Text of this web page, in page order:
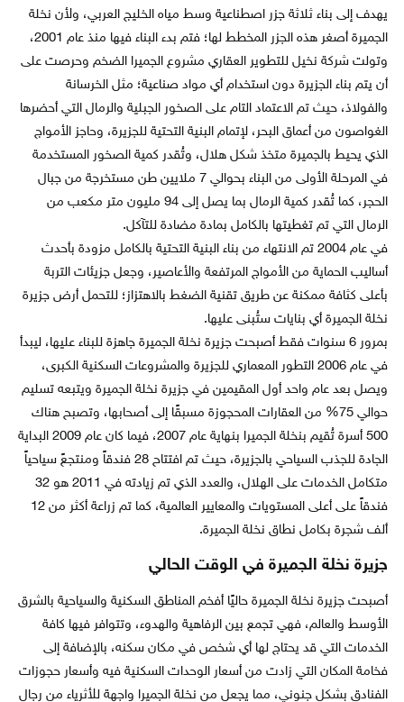
يهدف إلى بناء ثلاثة جزر اصطناعية وسط مياه الخليج العربي، ولأن نخلة
الجميرة أصغر هذه الجزر المخطط لها؛ فتم بدء البناء فيها منذ عام 2001،
وتولت شركة نخيل للتطوير العقاري مشروع الجميرا الضخم وحرصت على
أن يتم بناء الجزيرة دون استخدام أي مواد صناعية؛ مثل الخرسانة
والفولاذ، حيث تم الاعتماد التام على الصخور الجبلية والرمال التي أحضرها
الغواصون من أعماق البحر، لإتمام البنية التحتية للجزيرة، وحاجز الأمواج
الذي يحيط بالجميرة متخذ شكل هلال، وتُقدر كمية الصخور المستخدمة
في المرحلة الأولى من البناء بحوالي 7 ملايين طن مستخرجة من جبال
الحجر، كما تُقدر كمية الرمال بما يصل إلى 94 مليون متر مكعب من
الرمال التي تم تغطيتها بالكامل بمادة مضادة للتآكل.
في عام 2004 تم الانتهاء من بناء البنية التحتية بالكامل مزودة بأحدث
أساليب الحماية من الأمواج المرتفعة والأعاصير، وجعل جزيئات التربة
بأعلى كثافة ممكنة عن طريق تقنية الضغط بالاهتزاز؛ للتحمل أرض جزيرة
نخلة الجميرة أي بنايات ستُبنى عليها.
بمرور 6 سنوات فقط أصبحت جزيرة نخلة الجميرة جاهزة للبناء عليها، ليبدأ
في عام 2006 التطور المعماري للجزيرة والمشروعات السكنية الكبرى،
ويصل بعد عام واحد أول المقيمين في جزيرة نخلة الجميرة ويتبعه تسليم
حوالي 75% من العقارات المحجوزة مسبقًا إلى أصحابها، وتصبح هناك
500 أسرة تُقيم بنخلة الجميرا بنهاية عام 2007، فيما كان عام 2009 البداية
الجادة للجذب السياحي بالجزيرة، حيث تم افتتاح 28 فندقاً ومنتجعً سياحياً
متكامل الخدمات على الهلال، والعدد الذي تم زيادته في 2011 هو 32
فندقاً على أعلى المستويات والمعايير العالمية، كما تم زراعة أكثر من 12
ألف شجرة بكامل نطاق نخلة الجميرة.
جزيرة نخلة الجميرة في الوقت الحالي
أصبحت جزيرة نخلة الجميرة حاليًا أفخم المناطق السكنية والسياحية بالشرق
الأوسط والعالم، فهي تجمع بين الرفاهية والهدوء، وتتوافر فيها كافة
الخدمات التي قد يحتاج لها أي شخص في مكان سكنه، بالإضافة إلى
فخامة المكان التي زادت من أسعار الوحدات السكنية فيه وأسعار حجوزات
الفنادق بشكل جنوني، مما يجعل من نخلة الجميرا واجهة للأثرياء من رجال